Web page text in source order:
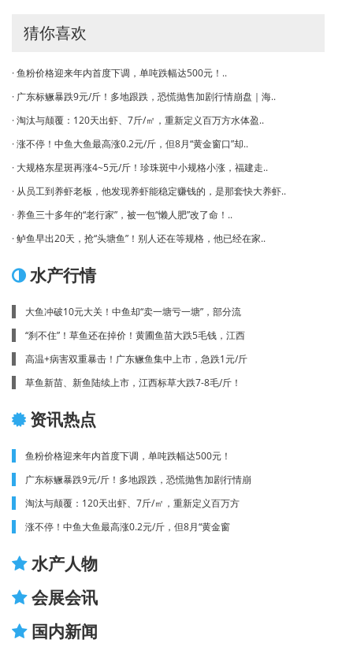
猜你喜欢
· 鱼粉价格迎来年内首度下调，单吨跌幅达500元！..
· 广东标鳜暴跌9元/斤！多地跟跌，恐慌抛售加剧行情崩盘｜海..
· 淘汰与颠覆：120天出虾、7斤/㎡，重新定义百万方水体盈..
· 涨不停！中鱼大鱼最高涨0.2元/斤，但8月“黄金窗口”却..
· 大规格东星斑再涨4~5元/斤！珍珠斑中小规格小涨，福建走..
· 从员工到养虾老板，他发现养虾能稳定赚钱的，是那套快大养虾..
· 养鱼三十多年的“老行家”，被一包“懒人肥”改了命！..
· 鲈鱼早出20天，抢“头塘鱼”！别人还在等规格，他已经在家..
水产行情
大鱼冲破10元大关！中鱼却“卖一塘亏一塘”，部分流
“刹不住”！草鱼还在掉价！黄圃鱼苗大跌5毛钱，江西
高温+病害双重暴击！广东鳜鱼集中上市，急跌1元/斤
草鱼新苗、新鱼陆续上市，江西标草大跌7-8毛/斤！
资讯热点
鱼粉价格迎来年内首度下调，单吨跌幅达500元！
广东标鳜暴跌9元/斤！多地跟跌，恐慌抛售加剧行情崩
淘汰与颠覆：120天出虾、7斤/㎡，重新定义百万方
涨不停！中鱼大鱼最高涨0.2元/斤，但8月“黄金窗
水产人物
会展会讯
国内新闻